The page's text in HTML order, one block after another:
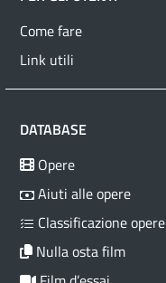
Come fare
Link utili
DATABASE
Opere
Aiuti alle opere
Classificazione opere
Nulla osta film